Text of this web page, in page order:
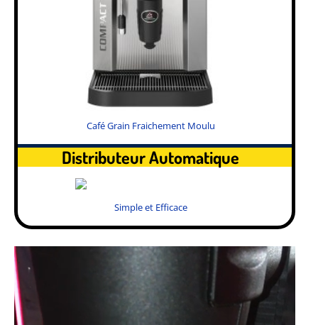
Café Grain Fraichement Moulu
Distributeur Automatique
Simple et Efficace